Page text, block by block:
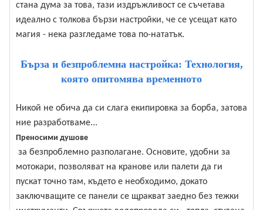
стана дума за това, тази издръжливост се съчетава
идеално с толкова бързи настройки, че се усещат като
магия - нека разгледаме това по-нататък.
Бърза и безпроблемна настройка: Технология,
която опитомява временното
Никой не обича да си слага екипировка за борба, затова
ние разработваме...
Преносими душове
за безпроблемно разполагане. Основите, удобни за
мотокари, позволяват на кранове или палети да ги
пускат точно там, където е необходимо, докато
заключващите се панели се щракват заедно без тежки